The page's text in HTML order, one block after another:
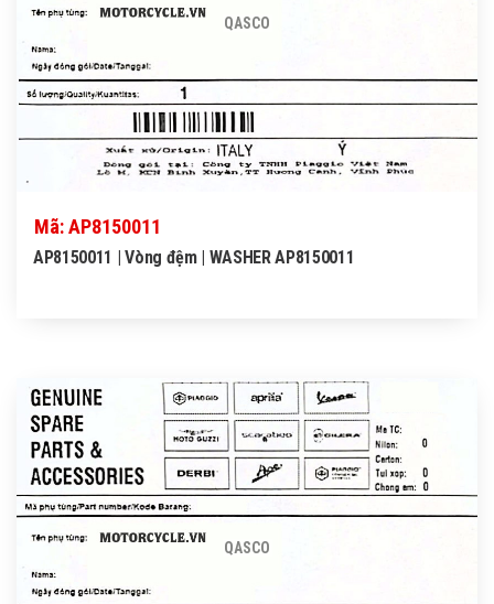
QASCO
Mã: AP8150011
AP8150011 | Vòng đệm | WASHER AP8150011
QASCO